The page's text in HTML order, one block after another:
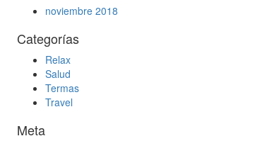
noviembre 2018
Categorías
Relax
Salud
Termas
Travel
Meta